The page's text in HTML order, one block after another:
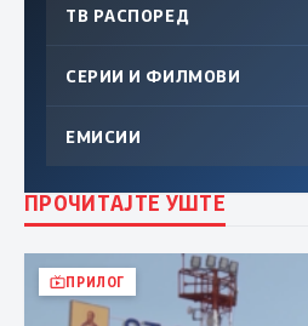
ТВ РАСПОРЕД
СЕРИИ И ФИЛМОВИ
ЕМИСИИ
ПРОЧИТАЈТЕ УШТЕ
ПРИЛОГ